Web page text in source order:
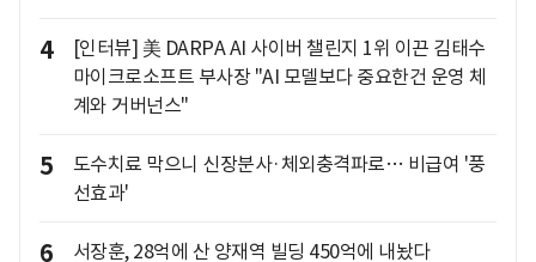
4
[인터뷰] 美 DARPA AI 사이버 챌린지 1위 이끈 김태수
마이크로소프트 부사장 "AI 모델보다 중요한건 운영 체
계와 거버넌스"
5
도수치료 막으니 신장분사·체외충격파로… 비급여 '풍
선효과'
6 서장훈, 28억에 산 양재역 빌딩 450억에 내놨다